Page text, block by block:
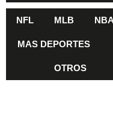
NFL MLB NBA
MAS DEPORTES
OTROS